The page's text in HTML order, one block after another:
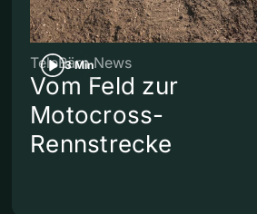
3 Min
TeleBärn News
Vom Feld zur
Motocross-
Rennstrecke